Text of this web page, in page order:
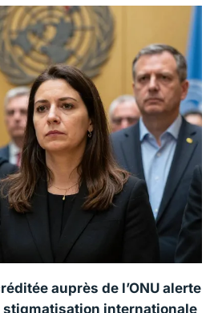
auprès de l’ONU alerte
stigmatisation internationale